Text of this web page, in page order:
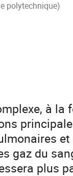
polytechnique)
à
gaz du
plus